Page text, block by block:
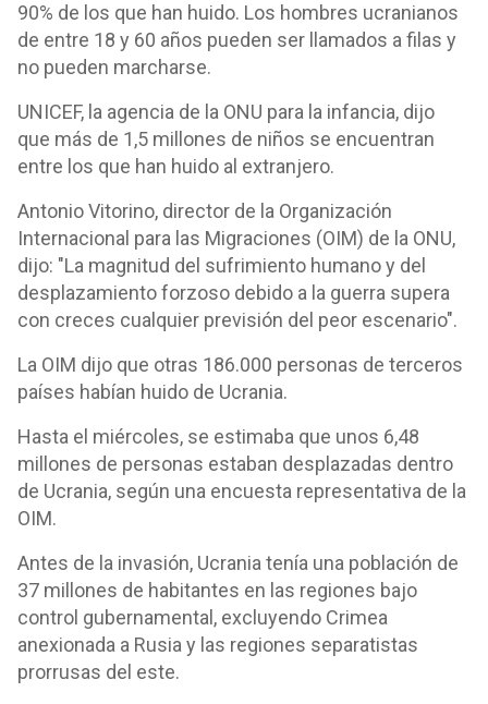
90% de los que han huido. Los hombres ucranianos
de entre 18 y 60 años pueden ser llamados a filas y
no pueden marcharse.
UNICEF, la agencia de la ONU para la infancia, dijo
que más de 1,5 millones de niños se encuentran
entre los que han huido al extranjero.
Antonio Vitorino, director de la Organización
Internacional para las Migraciones (OIM) de la ONU,
dijo: "La magnitud del sufrimiento humano y del
desplazamiento forzoso debido a la guerra supera
con creces cualquier previsión del peor escenario".
La OIM dijo que otras 186.000 personas de terceros
países habían huido de Ucrania.
Hasta el miércoles, se estimaba que unos 6,48
millones de personas estaban desplazadas dentro
de Ucrania, según una encuesta representativa de la
OIM.
Antes de la invasión, Ucrania tenía una población de
37 millones de habitantes en las regiones bajo
control gubernamental, excluyendo Crimea
anexionada a Rusia y las regiones separatistas
prorrusas del este.